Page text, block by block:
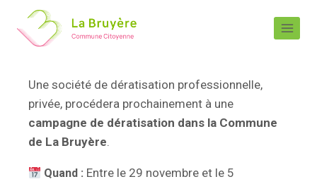
Une société de dératisation professionnelle,
privée, procédera prochainement à une
campagne de dératisation dans la Commune
de La Bruyère.
Quand : Entre le 29 novembre et le 5